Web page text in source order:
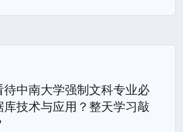
待中南大学强制文科专业必
库技术与应用？整天学习敲